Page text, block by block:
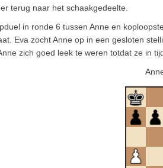
terug naar het schaakgedeelte.
in ronde 6 tussen Anne en
Eva zocht Anne op in een gesloten
zich goed leek te weren totdat ze in